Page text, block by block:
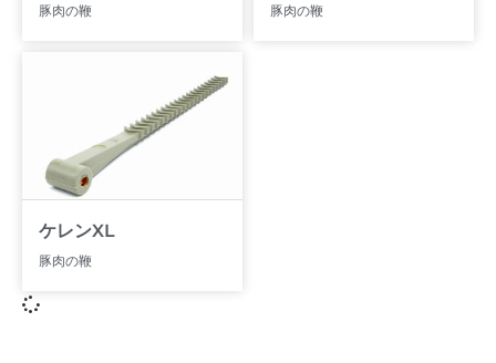
豚肉の鞭 豚肉の鞭
ケレンXL
豚肉の鞭